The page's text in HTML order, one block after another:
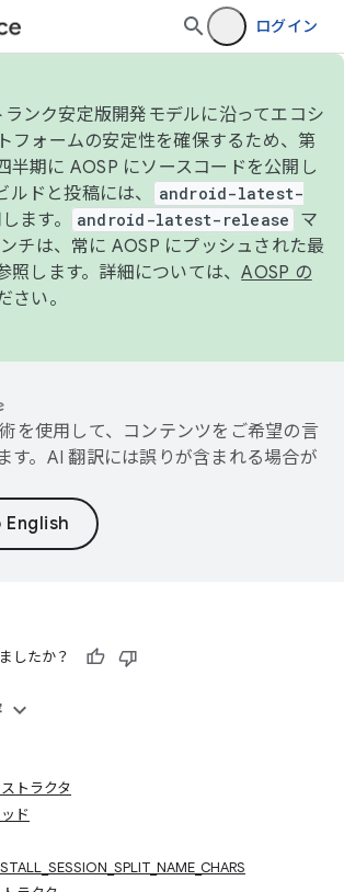
ログイン
ンク安定版開発モデルに沿ってエコシ
フォームの安定性を確保するため、第
半期に AOSP にソースコードを公開し
ルドと投稿には、
android-latest-
ます。 android-latest-release
マ
チは、常に AOSP にプッシュされた最
照します。詳細については、AOSP の
さい。
を使用して、コンテンツをご希望の言
す。AI 翻訳には誤りが含まれる場合が
したか？
トラクタ
ド